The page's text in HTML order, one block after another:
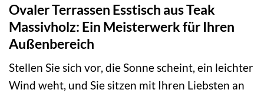
Ovaler Terrassen Esstisch aus Teak
Massivholz: Ein Meisterwerk für Ihren
Außenbereich
Stellen Sie sich vor, die Sonne scheint, ein leichter
Wind weht, und Sie sitzen mit Ihren Liebsten an